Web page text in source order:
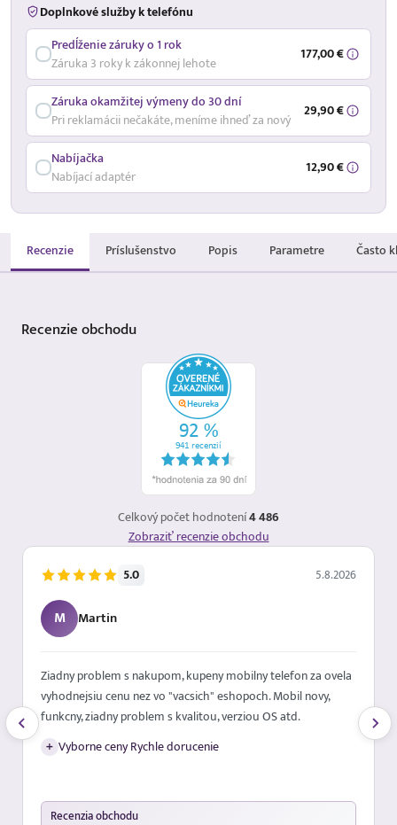
Doplnkové služby k telefónu
Predĺženie záruky o 1 rok
Záruka 3 roky k zákonnej lehote
177,00 €
Záruka okamžitej výmeny do 30 dní
Pri reklamácii nečakáte, meníme ihneď za nový
29,90 €
Nabíjačka
Nabíjací adaptér
12,90 €
Recenzie Príslušenstvo Popis Parametre Často
Recenzieobchodu
Celkový počet hodnotení4 486
Zobraziť recenzie obchodu
5.0 5.8.2026
M Martin
Ziadny problem s nakupom, kupeny mobilny telefon za ovela
vyhodnejsiu cenu nez vo "vacsich" eshopoch. Mobil novy,
funkcny, ziadny problem s kvalitou, verziou OS atd.
+ Vyborne ceny Rychle dorucenie
Recenzia obchodu